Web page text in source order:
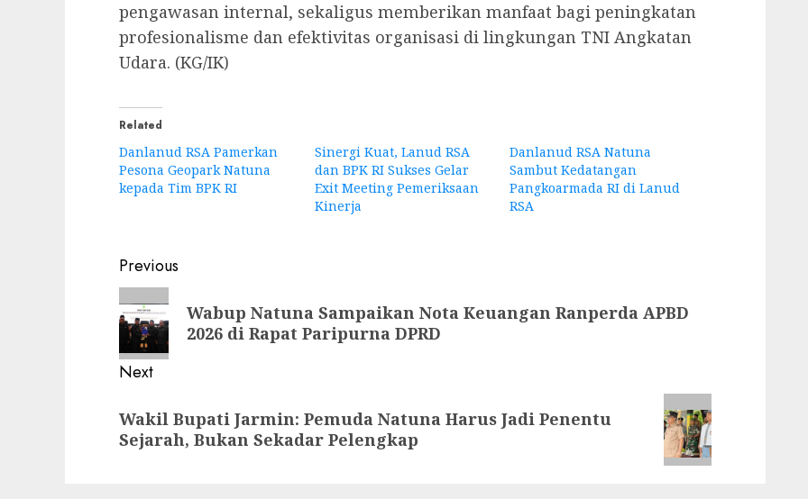
pengawasan internal, sekaligus memberikan manfaat bagi peningkatan
profesionalisme dan efektivitas organisasi di lingkungan TNI Angkatan
Udara. (KG/IK)
Related
Danlanud RSA Pamerkan
Pesona Geopark Natuna
kepada Tim BPK RI
Sinergi Kuat, Lanud RSA
dan BPK RI Sukses Gelar
Exit Meeting Pemeriksaan
Kinerja
Danlanud RSA Natuna
Sambut Kedatangan
Pangkoarmada RI di Lanud
RSA
Post
navigation
Previous
Previous
post:
Wabup Natuna Sampaikan Nota Keuangan Ranperda APBD
2026 di Rapat Paripurna DPRD
Next
post:
Wakil Bupati Jarmin: Pemuda Natuna Harus Jadi Penentu
Sejarah, Bukan Sekadar Pelengkap